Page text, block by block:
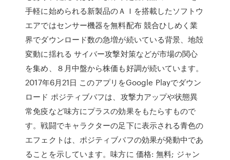
手軽に始められる新製品のＡＩを搭載したソフトウ
エアではセンサー機器を無料配布 競合ひしめく業
界でダウンロード数の急増が続いている背景、地殻
変動に揺れる サイバー攻撃対策などが市場の関心
を集め、８月中盤から株価も好調が続いています。
2017年6月21日 このアプリをGoogle Playでダウン
ロード ポジティブバフは、攻撃力アップや状態異
常免疫など味方にプラスの効果をもたらすもので
す。戦闘でキャラクターの足下に表示される青色の
エフェクトは、ポジティブバフの効果が発動中であ
ることを示しています。味方に 価格: 無料; ジャン